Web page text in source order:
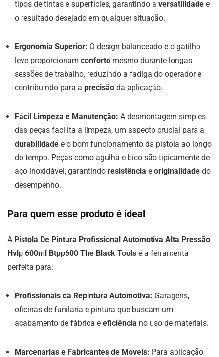
tipos de tintas e superfícies, garantindo a versatilidade e
o resultado desejado em qualquer situação.
Ergonomia Superior: O design balanceado e o gatilho
leve proporcionam conforto mesmo durante longas
sessões de trabalho, reduzindo a fadiga do operador e
contribuindo para a precisão da aplicação.
Fácil Limpeza e Manutenção: A desmontagem simples
das peças facilita a limpeza, um aspecto crucial para a
durabilidade e o bom funcionamento da pistola ao longo
do tempo. Peças como agulha e bico são tipicamente de
aço inoxidável, garantindo resistência e originalidade do
desempenho.
Para quem esse produto é ideal
A Pistola De Pintura Profissional Automotiva Alta Pressão
Hvlp 600ml Btpp600 The Black Tools é a ferramenta
perfeita para:
Profissionais da Repintura Automotiva: Garagens,
oficinas de funilaria e pintura que buscam um
acabamento de fábrica e eficiência no uso de materiais.
Marcenarias e Fabricantes de Móveis: Para aplicação